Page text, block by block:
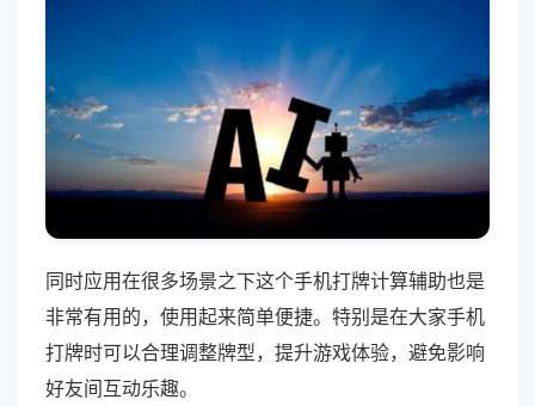
同时应用在很多场景之下这个手机打牌计算辅助也是
非常有用的，使用起来简单便捷。特别是在大家手机
打牌时可以合理调整牌型，提升游戏体验，避免影响
好友间互动乐趣。